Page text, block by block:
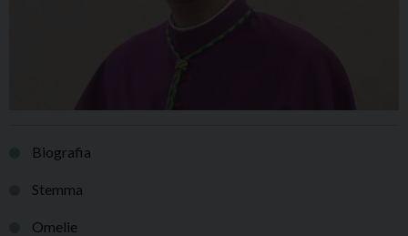
Biografia
Stemma
Omelie